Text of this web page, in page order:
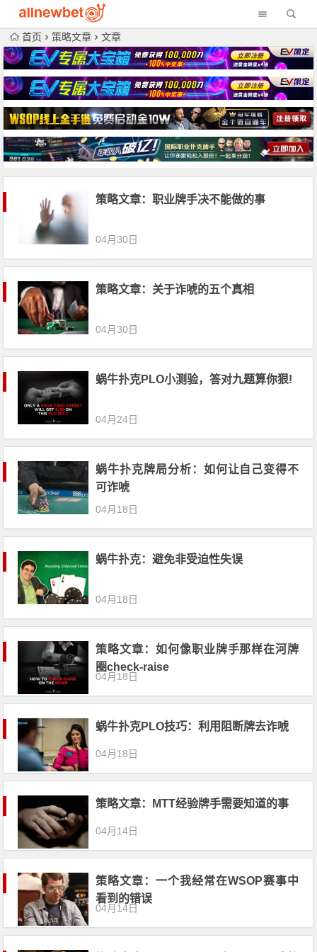
首页 策略文章 文章
策略文章：职业牌手决不能做的事
04月30日
策略文章：关于诈唬的五个真相
04月30日
蜗牛扑克PLO小测验，答对九题算你狠!
04月24日
蜗牛扑克牌局分析：如何让自己变得不
可诈唬
04月18日
蜗牛扑克：避免非受迫性失误
04月18日
策略文章：如何像职业牌手那样在河牌
圈check-raise
04月18日
蜗牛扑克PLO技巧：利用阻断牌去诈唬
04月18日
策略文章：MTT经验牌手需要知道的事
04月14日
策略文章：一个我经常在WSOP赛事中
看到的错误
04月14日